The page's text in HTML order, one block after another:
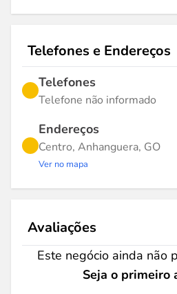
Telefones e Endereços
Telefones
Telefone não informado
Endereços
Centro, Anhanguera, GO
Ver no mapa
Avaliações
Este negócio ainda não
Seja o primeiro